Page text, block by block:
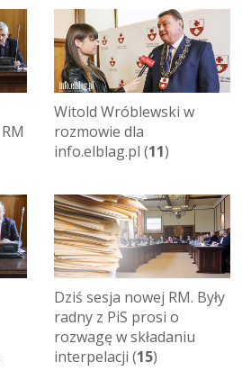
Witold Wróblewski w
rozmowie dla
info.elblag.pl (11)
Dziś sesja nowej RM. Były
radny z PiS prosi o
rozwagę w składaniu
interpelacji (15)